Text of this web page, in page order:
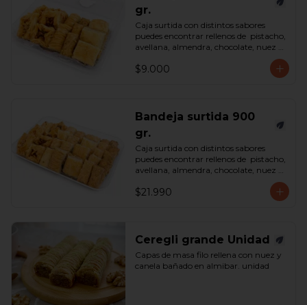
gr.
Caja surtida con distintos sabores
puedes encontrar rellenos de  pistacho,
avellana, almendra, chocolate, nuez y
*Surtido enviado sujeto a
$9.000
Bandeja surtida 900
gr.
Caja surtida con distintos sabores
puedes encontrar rellenos de  pistacho,
avellana, almendra, chocolate, nuez y
*Surtido enviado sujeto a
$21.990
Ceregli grande Unidad
Capas de masa filo rellena con nuez y
canela bañado en almibar. unidad